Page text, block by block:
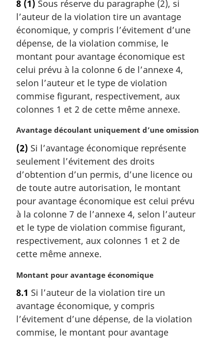
t
e
m
a
g
i
n
a
e
:
8 (1) Sous réserve du paragraphe (2), si
l’auteur de la violation tire un avantage
économique, y compris l’évitement d’une
dépense, de la violation commise, le
montant pour avantage économique est
celui prévu à la colonne 6 de l’annexe 4,
selon l’auteur et le type de violation
commise figurant, respectivement, aux
colonnes 1 et 2 de cette même annexe.
N
t
e
m
a
g
i
n
a
e
:
Avantage découlant uniquement d’une omission
(2) Si l’avantage économique représente
seulement l’évitement des droits
d’obtention d’un permis, d’une licence ou
de toute autre autorisation, le montant
pour avantage économique est celui prévu
à la colonne 7 de l’annexe 4, selon l’auteur
et le type de violation commise figurant,
respectivement, aux colonnes 1 et 2 de
cette même annexe.
N
t
e
m
a
Montant pour avantage économique
8.1 Si l’auteur de la violation tire un
avantage économique, y compris
l’évitement d’une dépense, de la violation
commise, le montant pour avantage